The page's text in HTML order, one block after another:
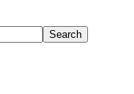
Search